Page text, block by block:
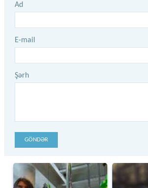
Ad
E-mail
Şərh
GÖNDƏR